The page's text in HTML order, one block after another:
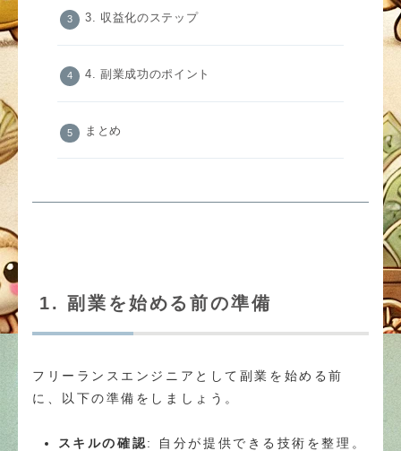
3. 収益化のステップ
4. 副業成功のポイント
まとめ
1. 副業を始める前の準備
フリーランスエンジニアとして副業を始める前
に、以下の準備をしましょう。
スキルの確認: 自分が提供できる技術を整理。